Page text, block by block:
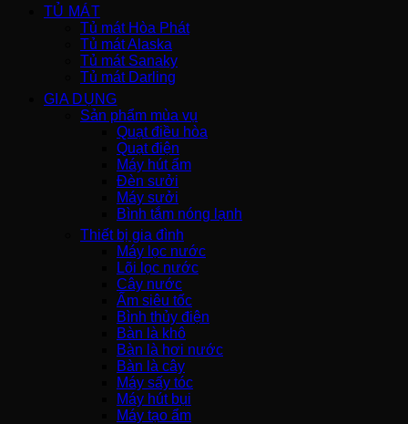
TỦ MÁT
Tủ mát Hòa Phát
Tủ mát Alaska
Tủ mát Sanaky
Tủ mát Darling
GIA DỤNG
Sản phẩm mùa vụ
Quạt điều hòa
Quạt điện
Máy hút ẩm
Đèn sưởi
Máy sưởi
Bình tắm nóng lạnh
Thiết bị gia đình
Máy lọc nước
Lõi lọc nước
Cây nước
Ấm siêu tốc
Bình thủy điện
Bàn là khô
Bàn là hơi nước
Bàn là cây
Máy sấy tóc
Máy hút bụi
Máy tạo ẩm